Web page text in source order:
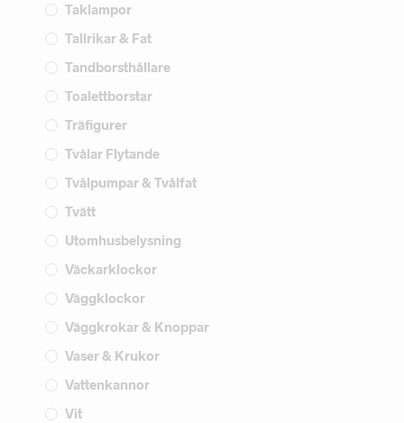
Taklampor
Tallrikar & Fat
Tandborsthållare
Toalettborstar
Träfigurer
Tvålar Flytande
Tvålpumpar & Tvålfat
Tvätt
Utomhusbelysning
Väckarklockor
Väggklockor
Väggkrokar & Knoppar
Vaser & Krukor
Vattenkannor
Vit